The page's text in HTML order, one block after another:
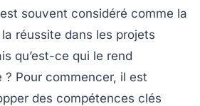
est souvent considéré comme la
réussite dans les projets
qu’est-ce qui le rend
Pour commencer, il est
des compétences clés